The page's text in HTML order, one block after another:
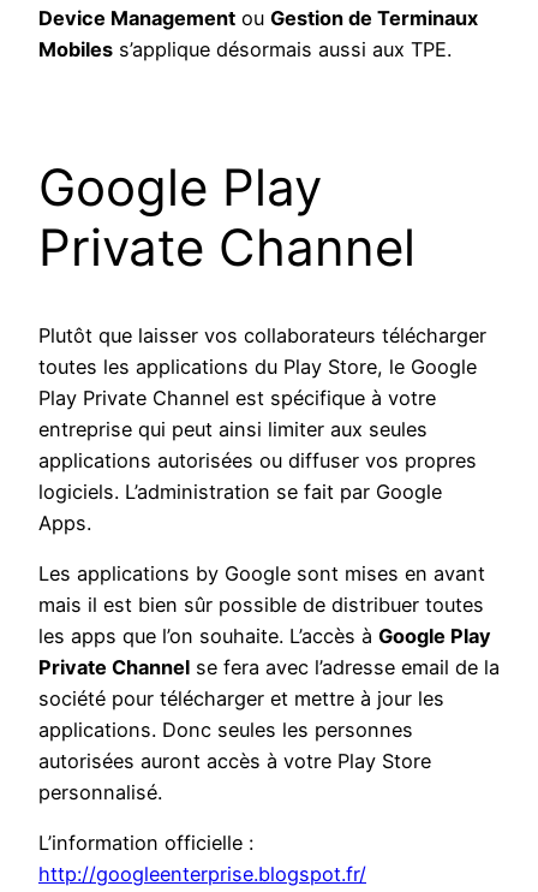
Device Management ou Gestion de Terminaux
Mobiles s’applique désormais aussi aux TPE.
Google Play
Private Channel
Plutôt que laisser vos collaborateurs télécharger
toutes les applications du Play Store, le Google
Play Private Channel est spécifique à votre
entreprise qui peut ainsi limiter aux seules
applications autorisées ou diffuser vos propres
logiciels. L’administration se fait par Google
Apps.
Les applications by Google sont mises en avant
mais il est bien sûr possible de distribuer toutes
les apps que l’on souhaite. L’accès à Google Play
Private Channel se fera avec l’adresse email de la
société pour télécharger et mettre à jour les
applications. Donc seules les personnes
autorisées auront accès à votre Play Store
personnalisé.
L’information officielle :
http://googleenterprise.blogspot.fr/